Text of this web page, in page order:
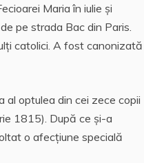
Maria în iulie și
pe strada Bac din Paris.
catolici. A fost canonizată
al optulea din cei zece copii
1815). După ce şi-a
o afecțiune specială